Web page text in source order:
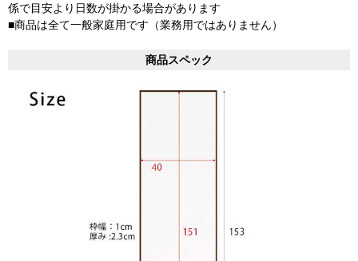
係で目安より日数が掛かる場合があります
■商品は全て一般家庭用です（業務用ではありません）
商品スペック